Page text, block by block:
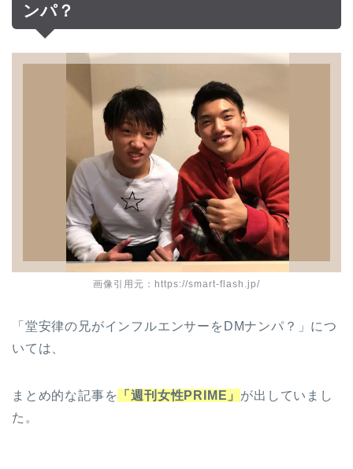
ンパ？
画像引用元：https://smart-flash.jp/
「堂安律の兄がインフルエンサーをDMナンパ？」につ
いては、
まとめ的な記事を 「週刊女性PRIME」 が出していまし
た。